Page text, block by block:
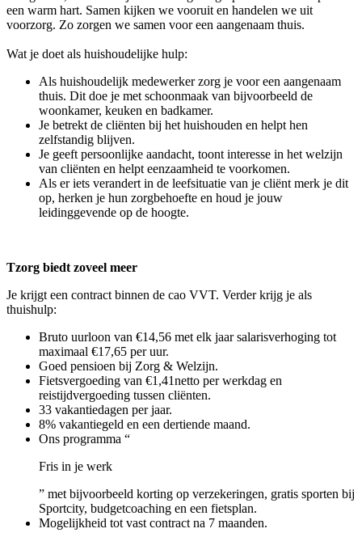
een warm hart. Samen kijken we vooruit en handelen we uit
voorzorg. Zo zorgen we samen voor een aangenaam thuis.
Wat je doet als huishoudelijke hulp:
Als huishoudelijk medewerker zorg je voor een aangenaam
thuis. Dit doe je met schoonmaak van bijvoorbeeld de
woonkamer, keuken en badkamer.
Je betrekt de cliënten bij het huishouden en helpt hen
zelfstandig blijven.
Je geeft persoonlijke aandacht, toont interesse in het welzijn
van cliënten en helpt eenzaamheid te voorkomen.
Als er iets verandert in de leefsituatie van je cliënt merk je dit
op, herken je hun zorgbehoefte en houd je jouw
leidinggevende op de hoogte.
Tzorg biedt zoveel meer
Je krijgt een contract binnen de cao VVT. Verder krijg je als
thuishulp:
Bruto uurloon van €14,56 met elk jaar salarisverhoging tot
maximaal €17,65 per uur.
Goed pensioen bij Zorg & Welzijn.
Fietsvergoeding van €1,41netto per werkdag en
reistijdvergoeding tussen cliënten.
33 vakantiedagen per jaar.
8% vakantiegeld en een dertiende maand.
Ons programma “
Fris in je werk
” met bijvoorbeeld korting op verzekeringen, gratis sporten bij
Sportcity, budgetcoaching en een fietsplan.
Mogelijkheid tot vast contract na 7 maanden.